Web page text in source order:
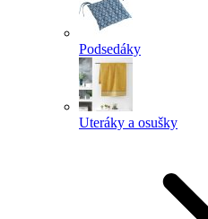
Podsedáky
Uteráky a osušky